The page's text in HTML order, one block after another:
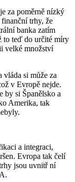
za poměrně nízký
trhy, že
banka zatím
to teď do určité míry
velké množství
si může za
v Evropě nejde.
by si Španělsko a
Amerika, tak
a integraci,
Evropa tak čelí
jsou uvnitř ní